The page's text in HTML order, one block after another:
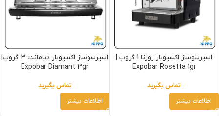
اسپرسوساز اکسپوبار روزتا 1 گروپ |
Expobar Rosetta 1gr
تماس بگیرید
اطلاعات بیشتر
اسپرسوساز اکسپوبار دیامانت 3 گروپ|
Expobar Diamant 3gr
تماس بگیرید
اطلاعات بیشتر